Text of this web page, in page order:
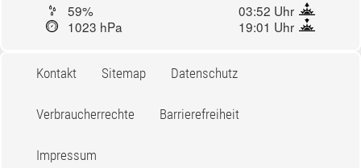
59%
03:52 Uhr
1023 hPa
19:01 Uhr
Kontakt Sitemap Datenschutz
Verbraucherrechte Barrierefreiheit
Impressum